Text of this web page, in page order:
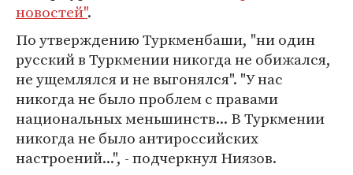
новостей".
По утверждению Туркменбаши, "ни один
русский в Туркмении никогда не обижался,
не ущемлялся и не выгонялся". "У нас
никогда не было проблем с правами
национальных меньшинств... В Туркмении
никогда не было антироссийских
настроений...", - подчеркнул Ниязов.